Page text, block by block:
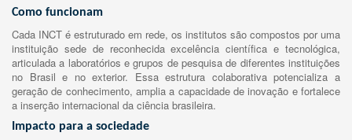
Como funcionam
Cada INCT é estruturado em rede, os institutos são compostos por uma
instituição sede de reconhecida excelência científica e tecnológica,
articulada a laboratórios e grupos de pesquisa de diferentes instituições
no Brasil e no exterior. Essa estrutura colaborativa potencializa a
geração de conhecimento, amplia a capacidade de inovação e fortalece
a inserção internacional da ciência brasileira.
Impacto para a sociedade